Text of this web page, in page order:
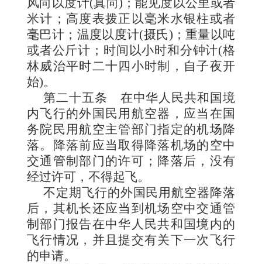
风向以度计(真向)；能见度以公里或者
米计；高度表拨正以毫米水银柱或者
毫巴计；温度以度计(摄氏)；重量以吨
或者公斤计；时间以小时和分钟计(格
林威治平时二十四小时制，自子夜开
始)。
第二十五条 在中华人民共和国境
内飞行的外国民用航空器，应当在国
务院民用航空主管部门指定的机场降
落。降落前应当取得降落机场的空中
交通管制部门的许可；降落后，没有
经过许可，不得起飞。
不定期飞行的外国民用航空器降落
后，其机长还应当到机场空中交通管
制部门报告在中华人民共和国境内的
飞行情况，并且提交有关下一次飞行
的申请。